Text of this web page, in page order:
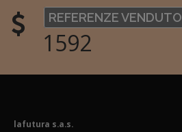
REFERENZE VENDUTO
1592
lafutura s.a.s.